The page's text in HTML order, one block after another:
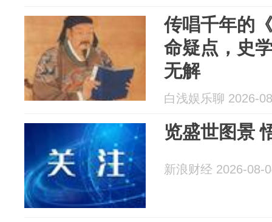
传唱千年的
命疑点，史
无解
白浅娱乐聊 2026-
览盛世图景
新浪财经 2026-08-